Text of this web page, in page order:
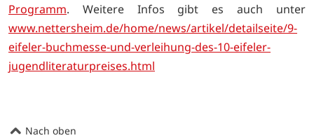
Programm. Weitere Infos gibt es auch unter
www.nettersheim.de/home/news/artikel/detailseite/9-
eifeler-buchmesse-und-verleihung-des-10-eifeler-
jugendliteraturpreises.html
Nach oben